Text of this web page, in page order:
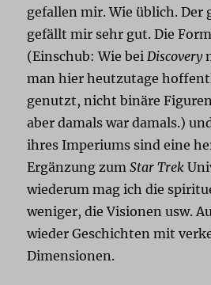
gefallen mir. Wie üblich. Der
gefällt mir sehr gut. Die
(Einschub: Wie beiDiscovery
man hier heutzutage
genutzt, nicht binäre
aber damals war damals.)
ihres Imperiums sind eine
Ergänzung zumStar Trek
wiederum mag ich die
weniger, die Visionen usw.
wieder Geschichten mit
Dimensionen.